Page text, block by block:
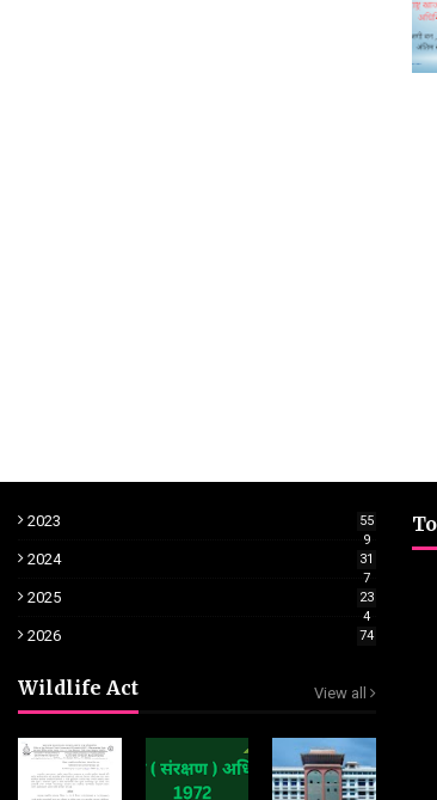
2023
55
9
2024
31
7
2025
23
4
2026 74
Wildlife Act View all